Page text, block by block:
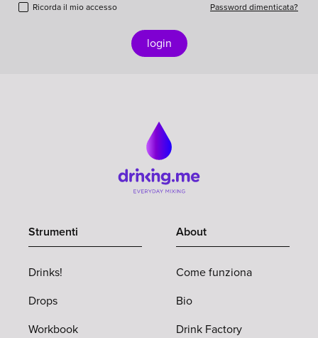
Ricorda il mio accesso Password dimenticata?
login
Strumenti
Drinks!
Drops
Workbook
About
Come funziona
Bio
Drink Factory